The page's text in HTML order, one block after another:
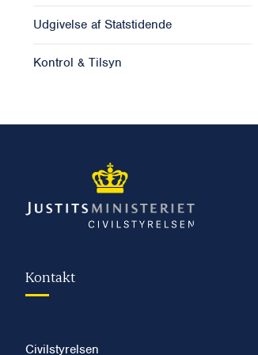
Udgivelse af Statstidende
Kontrol & Tilsyn
Kontakt
Civilstyrelsen